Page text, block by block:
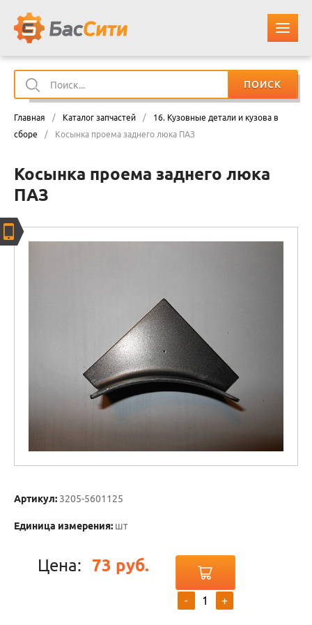
ПОИСК
Главная / Каталог запчастей /
16. Кузовные детали и кузова в
сборе
/ Косынка проема заднего люка ПАЗ
Косынка проема заднего люка
ПАЗ
Артикул: 3205-5601125
Единица измерения: шт
Цена: 73 руб.
- +
КАТАЛОГ ЗАПЧАСТЕЙ
ОПЛАТА И ДОСТАВКА